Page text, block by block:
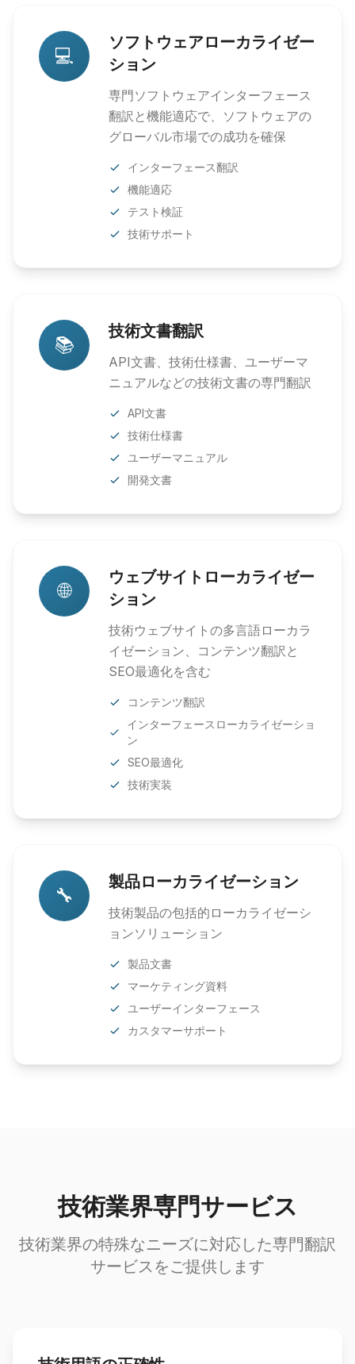
💻
ソフトウェアローカライゼー
ション
専門ソフトウェアインターフェース
翻訳と機能適応で、ソフトウェアの
グローバル市場での成功を確保
インターフェース翻訳
機能適応
テスト検証
技術サポート
📚
技術文書翻訳
API文書、技術仕様書、ユーザーマ
ニュアルなどの技術文書の専門翻訳
API文書
技術仕様書
ユーザーマニュアル
開発文書
🌐
ウェブサイトローカライゼー
ション
技術ウェブサイトの多言語ローカラ
イゼーション、コンテンツ翻訳と
SEO最適化を含む
コンテンツ翻訳
インターフェースローカライゼーショ
ン
SEO最適化
技術実装
🔧
製品ローカライゼーション
技術製品の包括的ローカライゼーシ
ョンソリューション
製品文書
マーケティング資料
ユーザーインターフェース
カスタマーサポート
技術業界専門サービス
技術業界の特殊なニーズに対応した専門翻訳
サービスをご提供します